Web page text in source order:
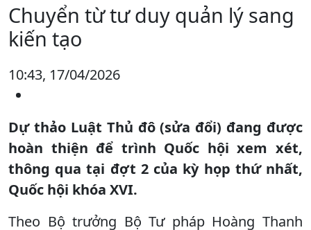
Chuyển từ tư duy quản lý sang
kiến tạo
10:43, 17/04/2026
Dự thảo Luật Thủ đô (sửa đổi) đang được
hoàn thiện để trình Quốc hội xem xét,
thông qua tại đợt 2 của kỳ họp thứ nhất,
Quốc hội khóa XVI.
Theo Bộ trưởng Bộ Tư pháp Hoàng Thanh